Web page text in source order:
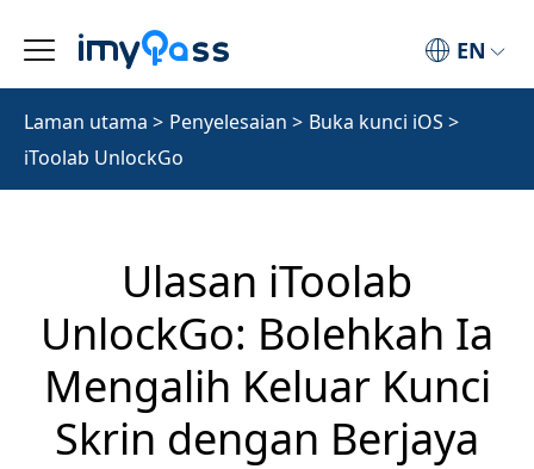
EN
Laman utama > Penyelesaian > Buka kunci iOS >
iToolab UnlockGo
Ulasan iToolab
UnlockGo: Bolehkah Ia
Mengalih Keluar Kunci
Skrin dengan Berjaya